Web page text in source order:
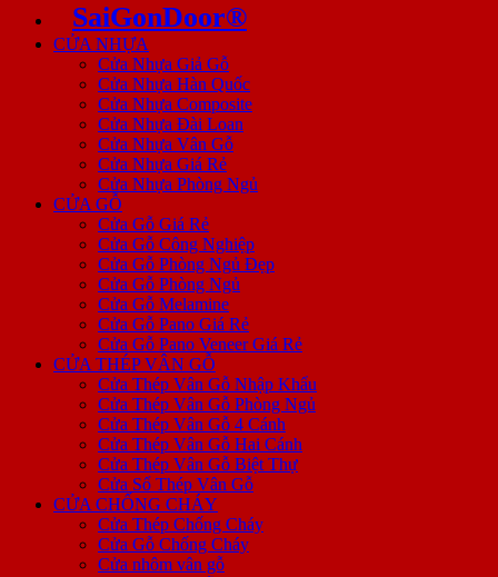
SaiGonDoor®
CỬA NHỰA
Cửa Nhựa Giả Gỗ
Cửa Nhựa Hàn Quốc
Cửa Nhựa Composite
Cửa Nhựa Đài Loan
Cửa Nhựa Vân Gỗ
Cửa Nhựa Giá Rẻ
Cửa Nhựa Phòng Ngủ
CỬA GỖ
Cửa Gỗ Giá Rẻ
Cửa Gỗ Công Nghiệp
Cửa Gỗ Phòng Ngủ Đẹp
Cửa Gỗ Phòng Ngủ
Cửa Gỗ Melamine
Cửa Gỗ Pano Giá Rẻ
Cửa Gỗ Pano Veneer Giá Rẻ
CỬA THÉP VÂN GỖ
Cửa Thép Vân Gỗ Nhập Khẩu
Cửa Thép Vân Gỗ Phòng Ngủ
Cửa Thép Vân Gỗ 4 Cánh
Cửa Thép Vân Gỗ Hai Cánh
Cửa Thép Vân Gỗ Biệt Thự
Cửa Sổ Thép Vân Gỗ
CỬA CHỐNG CHÁY
Cửa Thép Chống Cháy
Cửa Gỗ Chống Cháy
Cửa nhôm vân gỗ